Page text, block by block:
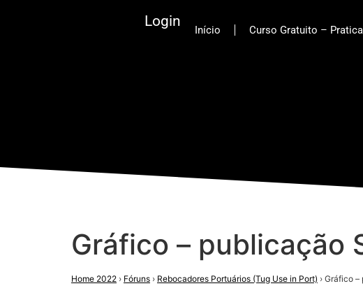
Início Curso Gratuito –
Login
Gráfico – publicação
Home 2022 › Fóruns › Rebocadores Portuários (Tug Use in Port) › Gráfico –